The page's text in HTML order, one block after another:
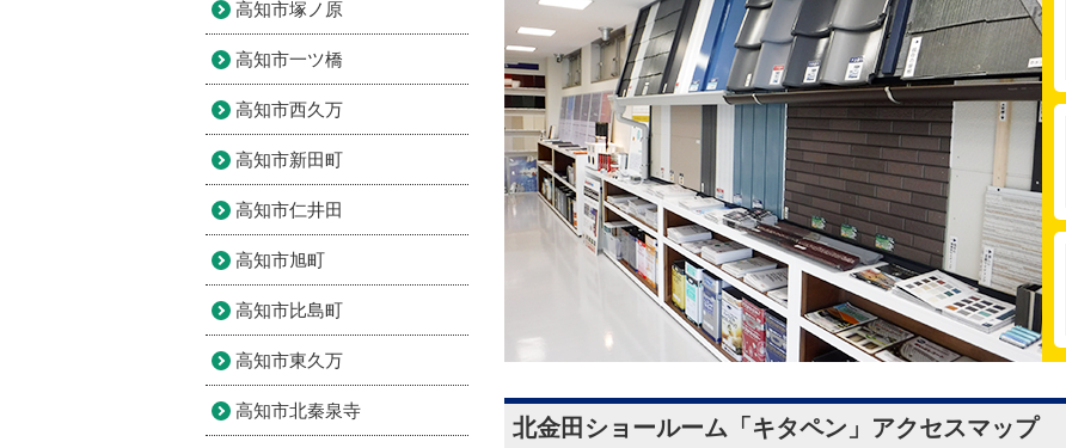
北金田ショールーム「キタペン」 アクセスマップ
高知市塚ノ原
高知市一ツ橋
高知市西久万
高知市新田町
高知市仁井田
高知市旭町
高知市比島町
高知市東久万
高知市北秦泉寺